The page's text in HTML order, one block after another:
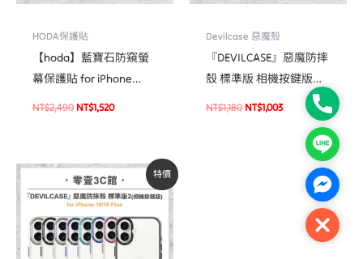
HODA保護貼
【hoda】藍寶石防窺螢
幕保護貼 for iPhone
16e/14/13 系列(附無塵太
NT$2,490 NT$1,520
Devilcase 惡魔殼
『DEVILCASE』惡魔防摔
殼 標準版 相機按鍵版
For iPhone 16/16 Plus 軍
NT$1,180 NT$1,003
特價
原
始
價
格：
NT$1,380。
目
前
價
格：
NT$1,173。
Phone
Line
Close